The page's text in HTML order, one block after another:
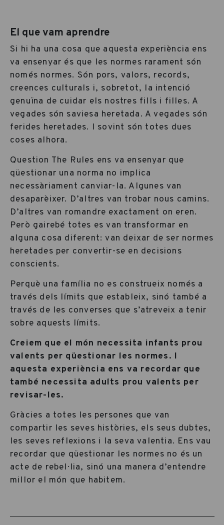
El que vam aprendre
Si hi ha una cosa que aquesta experiència ens
va ensenyar és que les normes rarament són
només normes. Són pors, valors, records,
creences culturals i, sobretot, la intenció
genuïna de cuidar els nostres fills i filles. A
vegades són saviesa heretada. A vegades són
ferides heretades. I sovint són totes dues
coses alhora.
Question The Rules ens va ensenyar que
qüestionar una norma no implica
necessàriament canviar-la. Algunes van
desaparèixer. D’altres van trobar nous camins.
D’altres van romandre exactament on eren.
Però gairebé totes es van transformar en
alguna cosa diferent: van deixar de ser normes
heretades per convertir-se en decisions
conscients.
Perquè una família no es construeix només a
través dels límits que estableix, sinó també a
través de les converses que s’atreveix a tenir
sobre aquests límits.
Creiem que el món necessita infants prou
valents per qüestionar les normes. I
aquesta experiència ens va recordar que
també necessita adults prou valents per
revisar-les.
Gràcies a totes les persones que van
compartir les seves històries, els seus dubtes,
les seves reflexions i la seva valentia. Ens vau
recordar que qüestionar les normes no és un
acte de rebel·lia, sinó una manera d’entendre
millor el món que habitem.